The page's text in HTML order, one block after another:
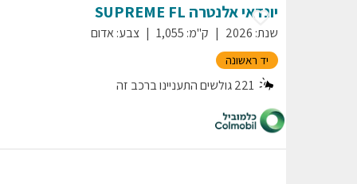
יונדאיאלנטרה SUPREME FL
שנת:
2026 ק"מ:
1,055 צבע:אדום
יד ראשונה
221גולשים התעניינו ברכב זה